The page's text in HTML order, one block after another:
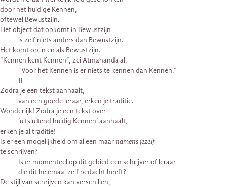
door het huidige Kennen,
oftewel Bewustzijn.
Het object dat opkomt in Bewustzijn
is zelf niets anders dan Bewustzijn.
Het komt op in en als Bewustzijn.
“Kennen kent Kennen”, zei Atmananda al,
“Voor het Kennen is er niets te kennen dan Kennen.”
II
Zodra je een tekst aanhaalt,
van een goede leraar, erken je traditie.
Wonderlijk! Zodra je een tekst over
‘uitsluitend huidig Kennen’ aanhaalt,
erken je al traditie!
Is er een mogelijkheid om alleen maarnamens jezelf
te schrijven?
Is er momenteel op dit gebied een schrijver of leraar
die dit helemaal zelf bedacht heeft?
De stijl van schrijven kan verschillen,